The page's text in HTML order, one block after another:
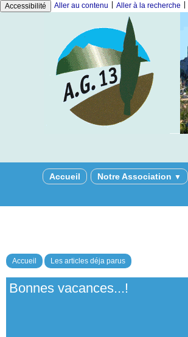
Accessibilité Aller au contenu Aller à la recherche
Accueil Notre Association ▼
Accueil Les articles déja parus
Bonnes vacances...!